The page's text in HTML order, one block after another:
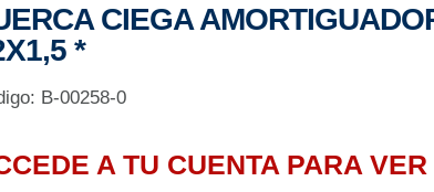
CIEGA
*
B-00258-0
A TU CUENTA PARA